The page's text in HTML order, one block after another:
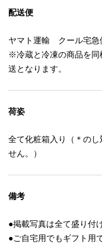
配送便
ヤマト運輸 クール宅急
※冷蔵と冷凍の商品を同
送となります。
荷姿
全て化粧箱入り（＊の
せん。）
備考
●掲載写真は全て盛り付
●ご自宅用でもギフト用